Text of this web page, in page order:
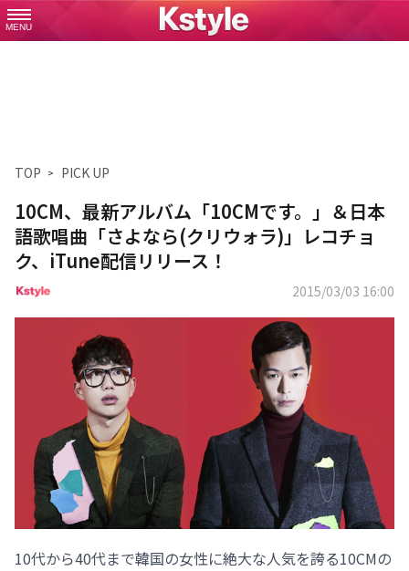
MENU
TOP PICK UP
10CM、最新アルバム「10CMです。」＆日本
語歌唱曲「さよなら(クリウォラ)」レコチョ
ク、iTune配信リリース！
2015/03/03 16:00
10代から40代まで韓国の女性に絶大な人気を誇る10CMの